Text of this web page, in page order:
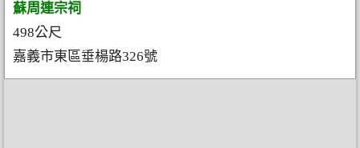
蘇周連宗祠
498公尺
嘉義市東區垂楊路326號